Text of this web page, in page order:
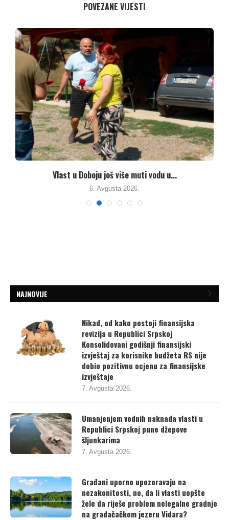
POVEZANE VIJESTI
Vlast u Doboju još više muti vodu u...
6. Avgusta 2026.
NAJNOVIJE
Nikad, od kako postoji finansijska
revizija u Republici Srpskoj
Konsolidovani godišnji finansijski
izvještaj za korisnike budžeta RS nije
dobio pozitivnu ocjenu za finansijske
izvještaje
7. Avgusta 2026.
Umanjenjem vodnih naknada vlasti u
Republici Srpskoj pune džepove
šljunkarima
7. Avgusta 2026.
Građani uporno upozoravaju na
nezakonitosti, no, da li vlasti uopšte
žele da riješe problem nelegalne gradnje
na gradačačkom jezeru Vidara?